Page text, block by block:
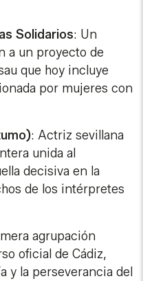
Solidarios: Un
a un proyecto de
que hoy incluye
por mujeres con
: Actriz sevillana
unida al
decisiva en la
de los intérpretes
agrupación
oficial de Cádiz,
y la perseverancia del